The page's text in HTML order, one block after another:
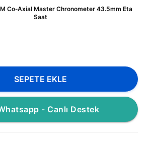
Co‑Axial Master Chronometer 43.5mm Eta
Saat
SEPETE EKLE
- Canlı Destek